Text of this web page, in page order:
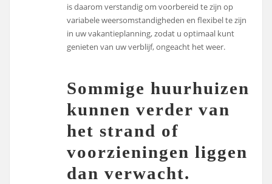
is daarom verstandig om voorbereid te zijn op
variabele weersomstandigheden en flexibel te zijn
in uw vakantieplanning, zodat u optimaal kunt
genieten van uw verblijf, ongeacht het weer.
Sommige huurhuizen
kunnen verder van
het strand of
voorzieningen liggen
dan verwacht.